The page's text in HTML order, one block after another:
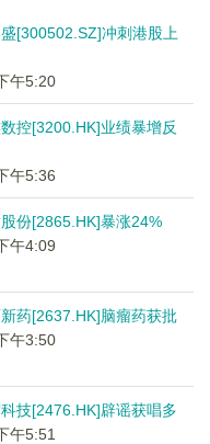
盛[300502.SZ]冲刺港股上
午5:20
数控[3200.HK]业绩暴增反
午5:36
股份[2865.HK]暴涨24%
午4:09
新药[2637.HK]脑瘤药获批
午3:50
科技[2476.HK]辟谣获唱多
午5:51